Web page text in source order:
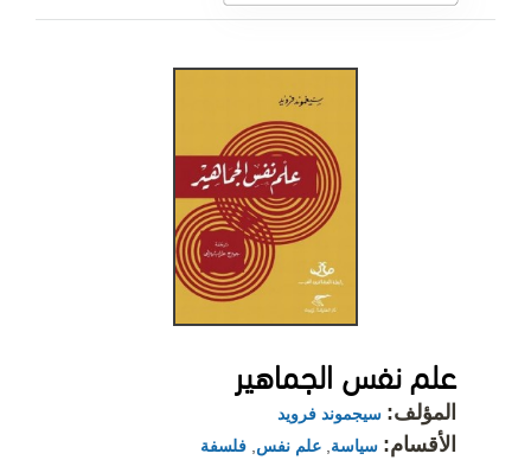
علم نفس الجماهير
المؤلف: سيجموند فرويد
الأقسام: سياسة علم نفس فلسفة